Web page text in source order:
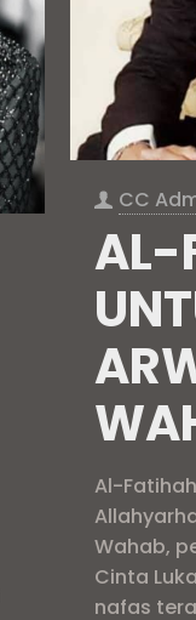
CC
AL-
Al-
Wahab,
Cinta
nafas